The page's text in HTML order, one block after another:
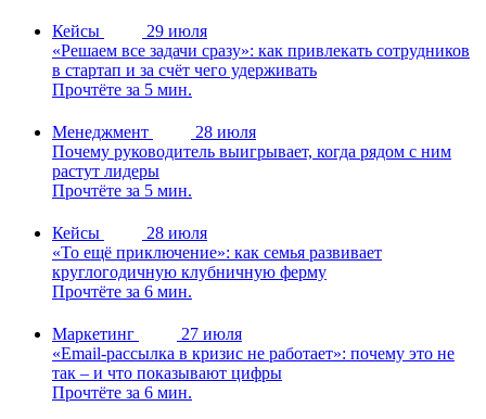
Кейсы
29 июля
«Решаем все задачи сразу»: как привлекать сотрудников
в стартап и за счёт чего удерживать
Прочтёте за 5 мин.
Менеджмент
28 июля
Почему руководитель выигрывает, когда рядом с ним
растут лидеры
Прочтёте за 5 мин.
Кейсы
28 июля
«То ещё приключение»: как семья развивает
круглогодичную клубничную ферму
Прочтёте за 6 мин.
Маркетинг
27 июля
«Email-рассылка в кризис не работает»: почему это не
так – и что показывают цифры
Прочтёте за 6 мин.